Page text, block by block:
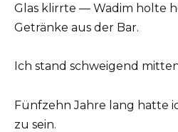
Glas klirrte — Wadim holte
Getränke aus der Bar.
Ich stand schweigend
Fünfzehn Jahre lang hatte
zu sein.